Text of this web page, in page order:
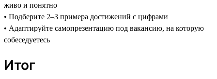
живо и понятно
• Подберите 2–3 примера достижений с цифрами
• Адаптируйте самопрезентацию под вакансию, на которую
собеседуетесь
Итог